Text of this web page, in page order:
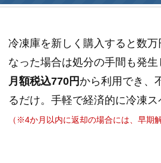
冷凍庫を新しく購入すると数
なった場合は処分の手間も発
月額税込770円から利用でき、
るだけ。手軽で経済的に冷凍ス
（※4か月以内に返却の場合には、早期